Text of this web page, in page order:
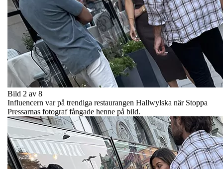
Bild 2 av 8
Influencern var på trendiga restaurangen Hallwylska när Stoppa
Pressarnas fotograf fångade henne på bild.